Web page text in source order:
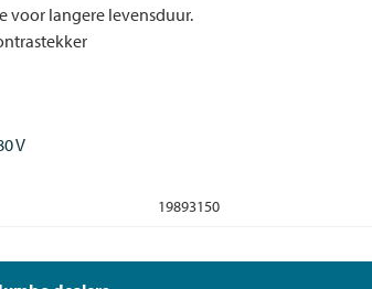
voor langere levensduur.
V
19893150